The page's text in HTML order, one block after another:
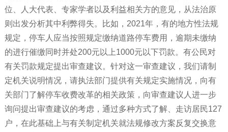
位、人大代表、专家学者以及利益相关方的意见，从法治原
则出发分析其中利弊得失。比如，2021年，有的地方性法规
规定，停车人应当按照规定缴纳道路停车费用，逾期未缴纳
的进行催缴同时并处200元以上1000元以下罚款。有公民对
有关罚款规定提出审查建议。针对这一审查建议，我们请制
定机关说明情况，请执法部门提供有关规定实施情况，向有
关部门了解停车收费改革的相关政策，向审查建议人进一步
询问提出审查建议的考虑，通过多种方式了解、走访居民127
户，在此基础上与有关制定机关就法规修改方案反复交换意